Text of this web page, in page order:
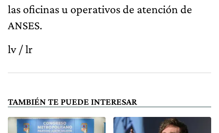
las oficinas u operativos de atención de
ANSES.
lv / lr
TAMBIÉN TE PUEDE INTERESAR